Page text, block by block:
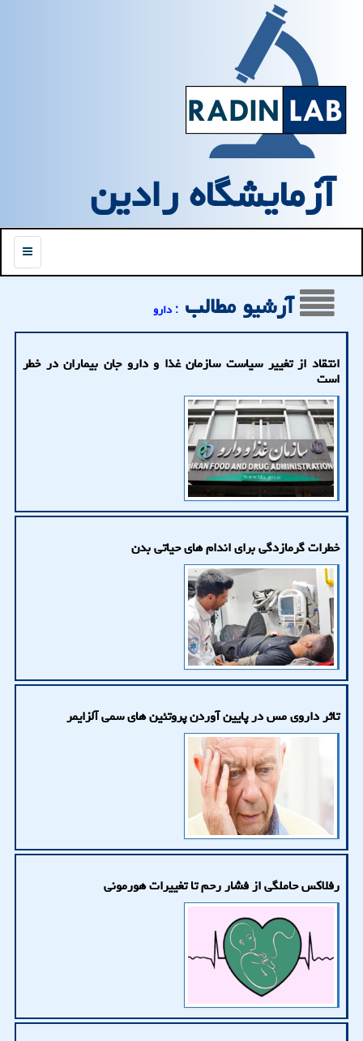
آزمایشگاه رادین
منو
آرشیو مطالب : دارو
انتقاد از تغییر سیاست سازمان غذا و دارو جان بیماران در خطر
است
خطرات گرمازدگی برای اندام های حیاتی بدن
تاثر داروی مس در پایین آوردن پروتئین های سمی آلزایمر
رفلاکس حاملگی از فشار رحم تا تغییرات هورمونی